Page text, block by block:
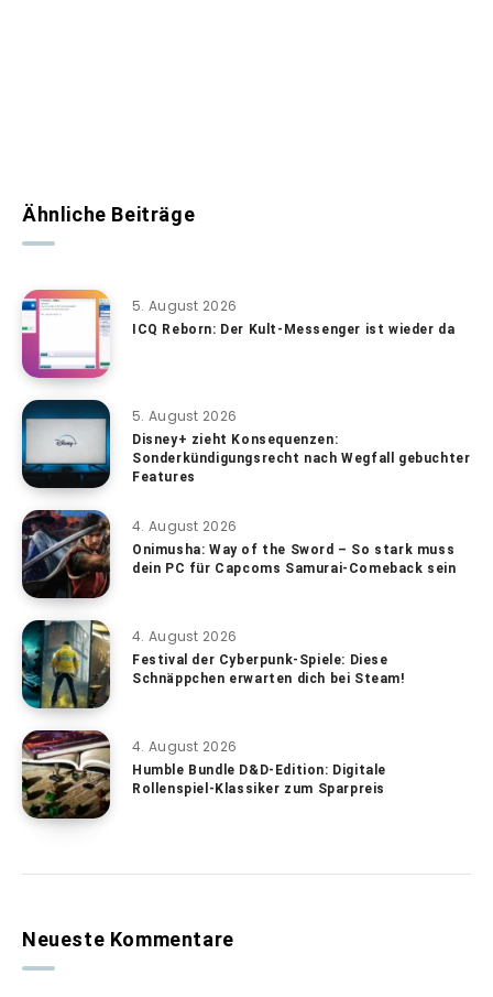
Ähnliche Beiträge
5. August 2026
ICQ Reborn: Der Kult-Messenger ist wieder da
5. August 2026
Disney+ zieht Konsequenzen:
Sonderkündigungsrecht nach Wegfall gebuchter
Features
4. August 2026
Onimusha: Way of the Sword – So stark muss
dein PC für Capcoms Samurai-Comeback sein
4. August 2026
Festival der Cyberpunk-Spiele: Diese
Schnäppchen erwarten dich bei Steam!
4. August 2026
Humble Bundle D&D-Edition: Digitale
Rollenspiel-Klassiker zum Sparpreis
Neueste Kommentare